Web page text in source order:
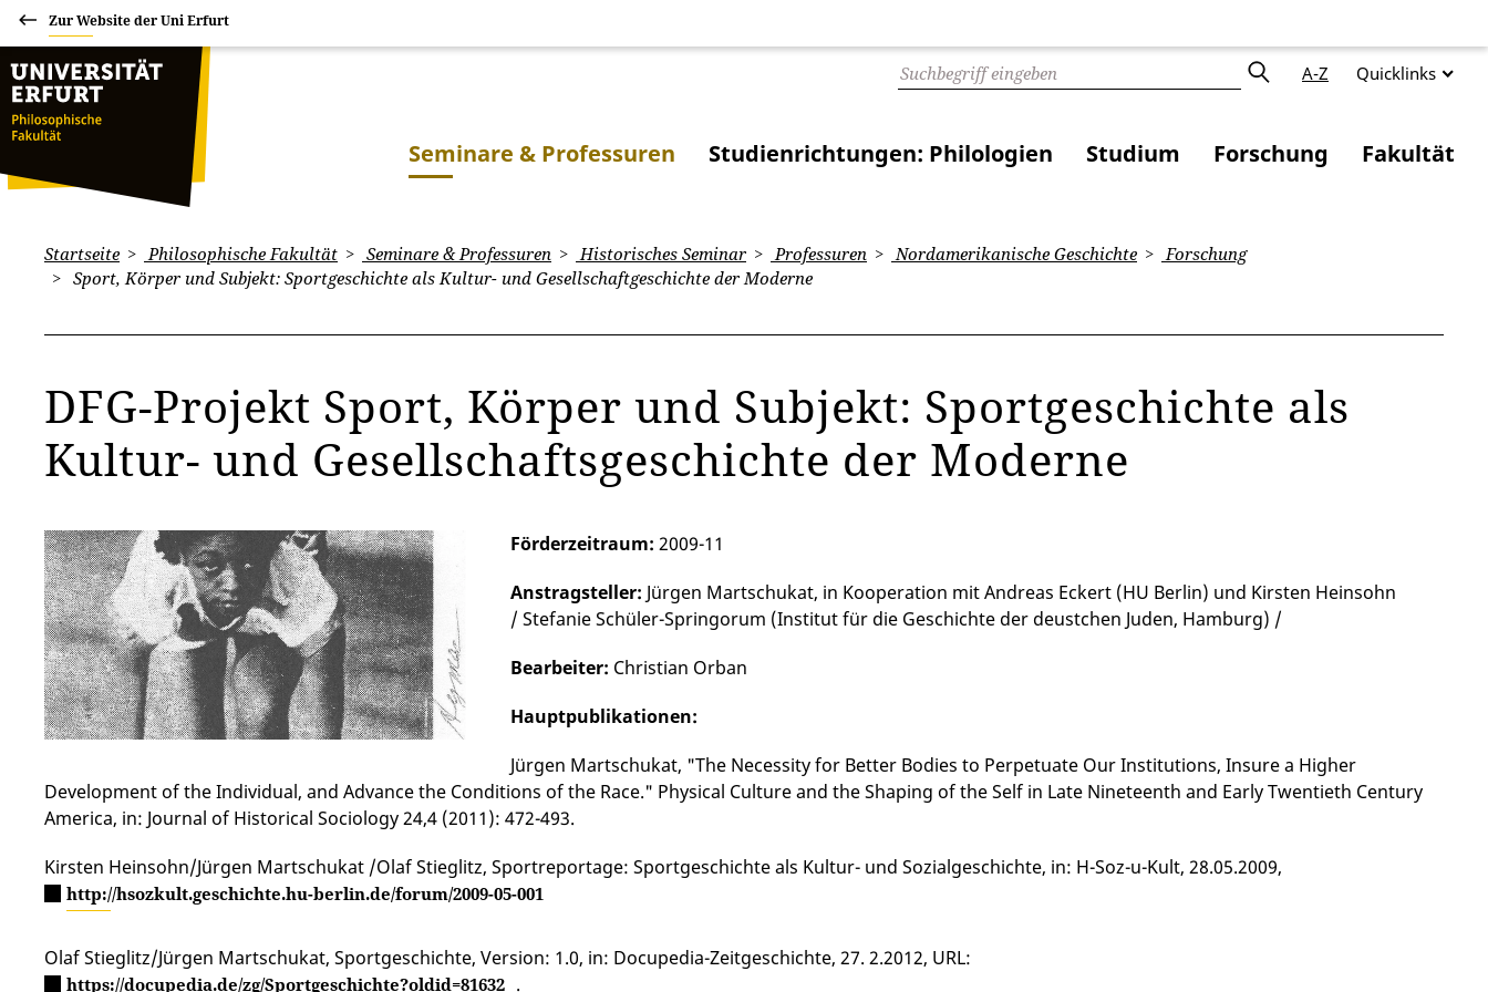
Zur Website der Uni Erfurt
A-Z Quicklinks
Seminare & Professuren Studienrichtungen: Philologien Studium Forschung Fakultät
Startseite Philosophische Fakultät Seminare & Professuren Historisches Seminar Professuren Nordamerikanische Geschichte
Forschung
Sport, Körper und Subjekt: Sportgeschichte als Kultur- und Gesellschaftgeschichte der Moderne
DFG-Projekt Sport, Körper und Subjekt: Sportgeschichte als
Kultur- und Gesellschaftsgeschichte der Moderne
Förderzeitraum: 2009-11
Anstragsteller: Jürgen Martschukat, in Kooperation mit Andreas Eckert (HU Berlin) und Kirsten Heinsohn
/ Stefanie Schüler-Springorum (Institut für die Geschichte der deustchen Juden, Hamburg) /
Bearbeiter: Christian Orban
Hauptpublikationen:
Jürgen Martschukat, "The Necessity for Better Bodies to Perpetuate Our Institutions, Insure a Higher
Development of the Individual, and Advance the Conditions of the Race." Physical Culture and the Shaping of the Self in Late Nineteenth and Early Twentieth Century
America, in: Journal of Historical Sociology 24,4 (2011): 472-493.
Kirsten Heinsohn/Jürgen Martschukat /Olaf Stieglitz, Sportreportage: Sportgeschichte als Kultur- und Sozialgeschichte, in: H-Soz-u-Kult, 28.05.2009,
http://hsozkult.geschichte.hu-berlin.de/forum/2009-05-001
Olaf Stieglitz/Jürgen Martschukat, Sportgeschichte, Version: 1.0, in: Docupedia-Zeitgeschichte, 27. 2.2012, URL:
https://docupedia.de/zg/Sportgeschichte?oldid=81632 .